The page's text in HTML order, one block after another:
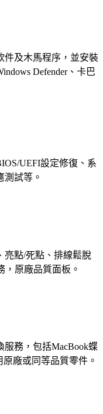
件及木馬程序，並安裝
Defender、卡巴
UEFI設定修復、系
試等。
亮點/死點、排線鬆脫
原廠品質面板。
務，包括MacBook蝶
廠或同等品質零件。